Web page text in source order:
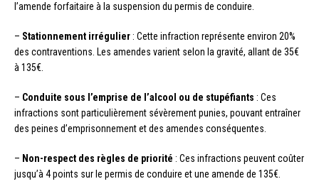
l’amende forfaitaire à la suspension du permis de conduire.
– Stationnement irrégulier : Cette infraction représente environ 20%
des contraventions. Les amendes varient selon la gravité, allant de 35€
à 135€.
– Conduite sous l’emprise de l’alcool ou de stupéfiants : Ces
infractions sont particulièrement sévèrement punies, pouvant entraîner
des peines d’emprisonnement et des amendes conséquentes.
– Non-respect des règles de priorité : Ces infractions peuvent coûter
jusqu’à 4 points sur le permis de conduire et une amende de 135€.